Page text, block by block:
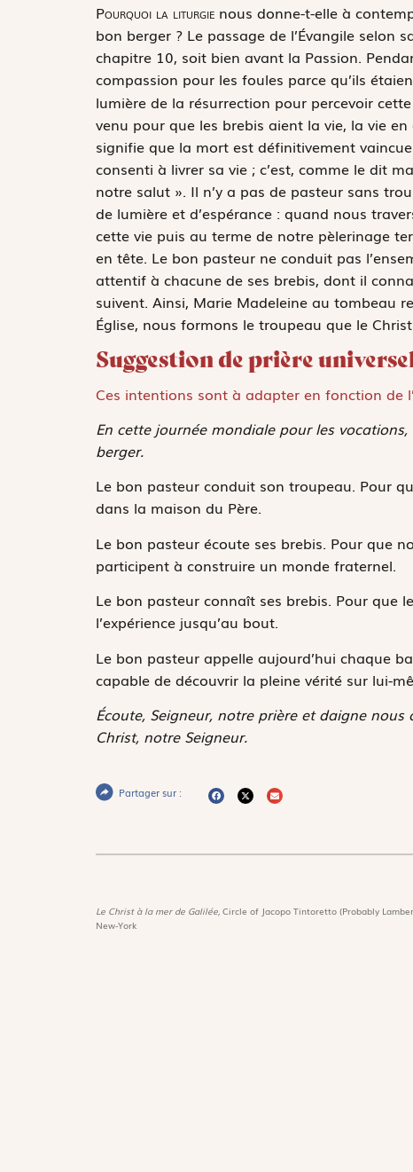
Pourquoi la liturgienous donne-t-elle à
bon berger ? Le passage de l’Évangile selon
chapitre 10, soit bien avant la Passion.
compassion pour les foules parce qu’ils
lumière de la résurrection pour percevoir
venu pour que les brebis aient la vie, la vie en
signifie que la mort est définitivement
consenti à livrer sa vie ; c’est, comme le dit
notre salut ». Il n’y a pas de pasteur sans
de lumière et d’espérance : quand nous
cette vie puis au terme de notre pèlerinage
en tête. Le bon pasteur ne conduit pas
attentif à chacune de ses brebis, dont il
suivent. Ainsi, Marie Madeleine au tombeau
Église, nous formons le troupeau que le
Suggestion de prière
Ces intentions sont à adapter en fonction de
En cette journée mondiale pour les
berger.
Le bon pasteur conduit son troupeau. Pour
dans la maison du Père.
Le bon pasteur écoute ses brebis. Pour que
participent à construire un monde fraternel.
Le bon pasteur connaît ses brebis. Pour que
l’expérience jusqu’au bout.
Le bon pasteur appelle aujourd’hui chaque
capable de découvrir la pleine vérité sur lui-
Écoute, Seigneur, notre prière et daigne
Christ, notre Seigneur.
Partager sur :
Le Christ à la mer de Galilée, Circle of Jacopo Tintoretto (Probably
New-York